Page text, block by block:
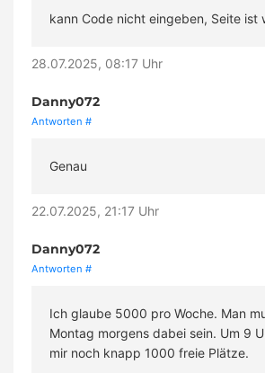
kann Code nicht eingeben, Seite ist
28.07.2025, 08:17 Uhr
Danny072
Antworten #
Genau
22.07.2025, 21:17 Uhr
Danny072
Antworten #
Ich glaube 5000 pro Woche. Man
Montag morgens dabei sein. Um 9
mir noch knapp 1000 freie Plätze.